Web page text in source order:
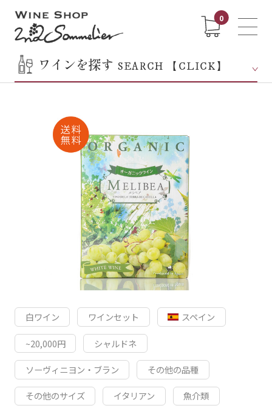
0
ワインを探す SEARCH 【CLICK】
白ワイン ワインセット スペイン
~20,000円 シャルドネ
ソーヴィニヨン・ブラン その他の品種
その他のサイズ イタリアン 魚介類